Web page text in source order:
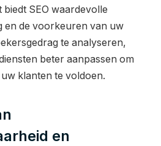
SEO waardevolle
en de voorkeuren van uw
te analyseren,
beter aanpassen om
klanten te voldoen.
en